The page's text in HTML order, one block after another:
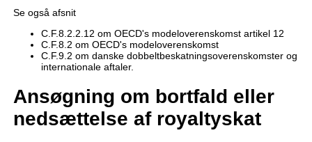
Se også afsnit
C.F.8.2.2.12 om OECD's modeloverenskomst artikel 12
C.F.8.2 om OECD's modeloverenskomst
C.F.9.2 om danske dobbeltbeskatningsoverenskomster og
internationale aftaler.
Ansøgning om bortfald eller
nedsættelse af royaltyskat